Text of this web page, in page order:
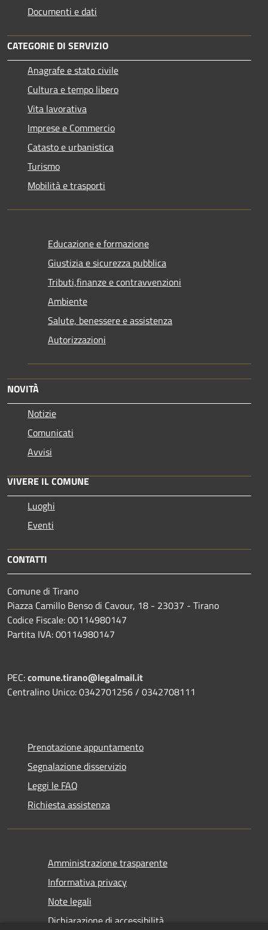
Documenti e dati
CATEGORIE DI SERVIZIO
Anagrafe e stato civile
Cultura e tempo libero
Vita lavorativa
Imprese e Commercio
Catasto e urbanistica
Turismo
Mobilità e trasporti
Educazione e formazione
Giustizia e sicurezza pubblica
Tributi,finanze e contravvenzioni
Ambiente
Salute, benessere e assistenza
Autorizzazioni
NOVITÀ
Notizie
Comunicati
Avvisi
VIVERE IL COMUNE
Luoghi
Eventi
CONTATTI
Comune di Tirano
Piazza Camillo Benso di Cavour, 18 - 23037 - Tirano
Codice Fiscale: 00114980147
Partita IVA: 00114980147
PEC:comune.tirano@legalmail.it
Centralino Unico: 0342701256 / 0342708111
Prenotazione appuntamento
Segnalazione disservizio
Leggi le FAQ
Richiesta assistenza
Amministrazione trasparente
Informativa privacy
Note legali
Dichiarazione di accessibilità